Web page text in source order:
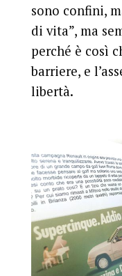
sono confini,
di vita”, ma
perché è così
barriere, e
libertà.